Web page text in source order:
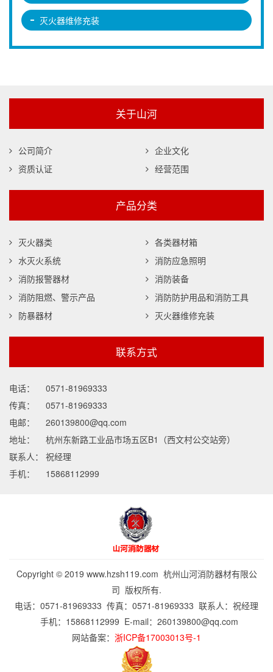
灭火器维修充装
关于山河
公司简介
企业文化
资质认证
经营范围
产品分类
灭火器类
各类器材箱
水灭火系统
消防应急照明
消防报警器材
消防装备
消防阻燃、警示产品
消防防护用品和消防工具
防暴器材
灭火器维修充装
联系方式
电话：
0571-81969333
传真：
0571-81969333
电邮：
260139800@qq.com
地址：
杭州东新路工业品市场五区B1（西文村公交站旁）
联系人：
祝经理
手机：
15868112999
Copyright © 2019 www.hzsh119.com 杭州山河消防器材有限公
司 版权所有.
电话：0571-81969333 传真：0571-81969333 联系人：祝经理
手机：15868112999 E-mail： 260139800@qq.com
网站备案： 浙ICP备17003013号-1